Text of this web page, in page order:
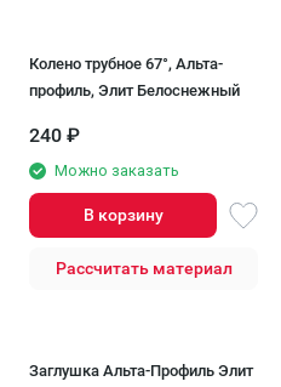
Колено трубное 67°, Альта-
профиль, Элит Белоснежный
240 ₽
Можно заказать
В корзину
Рассчитать материал
Заглушка Альта-Профиль Элит